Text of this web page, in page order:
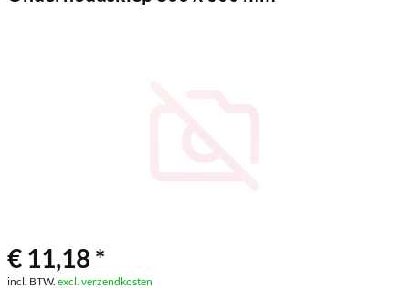
€ 11,18 *
incl. BTW. excl. verzendkosten